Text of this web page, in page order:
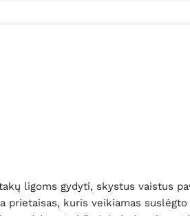
ligoms gydyti, skystus vaistus
kuris veikiamas